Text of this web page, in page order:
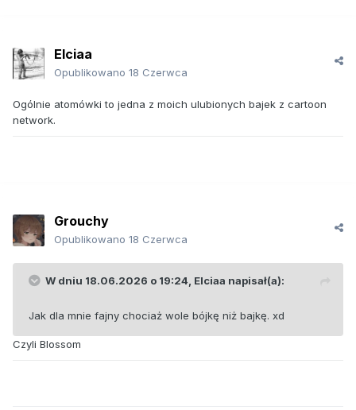
Elciaa
Opublikowano 18 Czerwca
Ogólnie atomówki to jedna z moich ulubionych bajek z cartoon
network.
Grouchy
Opublikowano 18 Czerwca
W dniu 18.06.2026 o 19:24, Elciaa napisał(a):
Jak dla mnie fajny chociaż wole bójkę niż bajkę. xd
Czyli Blossom